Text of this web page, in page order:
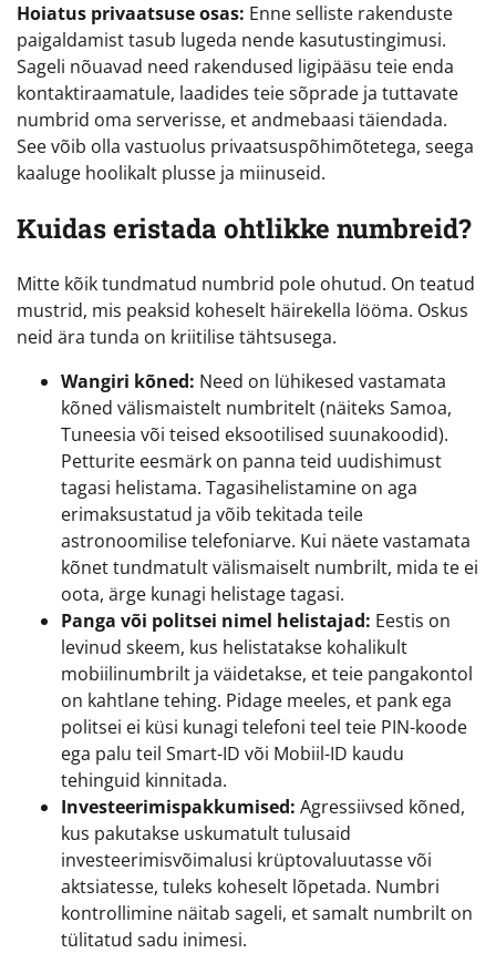
Hoiatus privaatsuse osas: Enne selliste rakenduste
paigaldamist tasub lugeda nende kasutustingimusi.
Sageli nõuavad need rakendused ligipääsu teie enda
kontaktiraamatule, laadides teie sõprade ja tuttavate
numbrid oma serverisse, et andmebaasi täiendada.
See võib olla vastuolus privaatsuspõhimõtetega, seega
kaaluge hoolikalt plusse ja miinuseid.
Kuidas eristada ohtlikke numbreid?
Mitte kõik tundmatud numbrid pole ohutud. On teatud
mustrid, mis peaksid koheselt häirekella lööma. Oskus
neid ära tunda on kriitilise tähtsusega.
Wangiri kõned: Need on lühikesed vastamata
kõned välismaistelt numbritelt (näiteks Samoa,
Tuneesia või teised eksootilised suunakoodid).
Petturite eesmärk on panna teid uudishimust
tagasi helistama. Tagasihelistamine on aga
erimaksustatud ja võib tekitada teile
astronoomilise telefoniarve. Kui näete vastamata
kõnet tundmatult välismaiselt numbrilt, mida te ei
oota, ärge kunagi helistage tagasi.
Panga või politsei nimel helistajad: Eestis on
levinud skeem, kus helistatakse kohalikult
mobiilinumbrilt ja väidetakse, et teie pangakontol
on kahtlane tehing. Pidage meeles, et pank ega
politsei ei küsi kunagi telefoni teel teie PIN-koode
ega palu teil Smart-ID või Mobiil-ID kaudu
tehinguid kinnitada.
Investeerimispakkumised: Agressiivsed kõned,
kus pakutakse uskumatult tulusaid
investeerimisvõimalusi krüptovaluutasse või
aktsiatesse, tuleks koheselt lõpetada. Numbri
kontrollimine näitab sageli, et samalt numbrilt on
tülitatud sadu inimesi.